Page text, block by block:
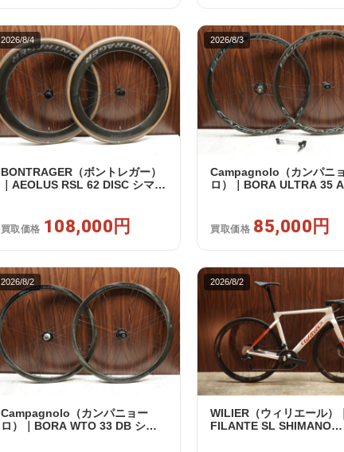
2026/8/4
BONTRAGER（ボントレガー）
｜AEOLUS RSL 62 DISC シマノ
買取価格 108,000円
2026/8/3
Campagnolo（カンパニ
ロ）｜BORA ULTRA 35
額 85,000円
買取価格 85,000円
2026/8/2
Campagnolo（カンパニョー
ロ）｜BORA WTO 33 DB シマ
2026/8/2
WILIER（ウィリエール）｜
FILANTE SL SHIMANO